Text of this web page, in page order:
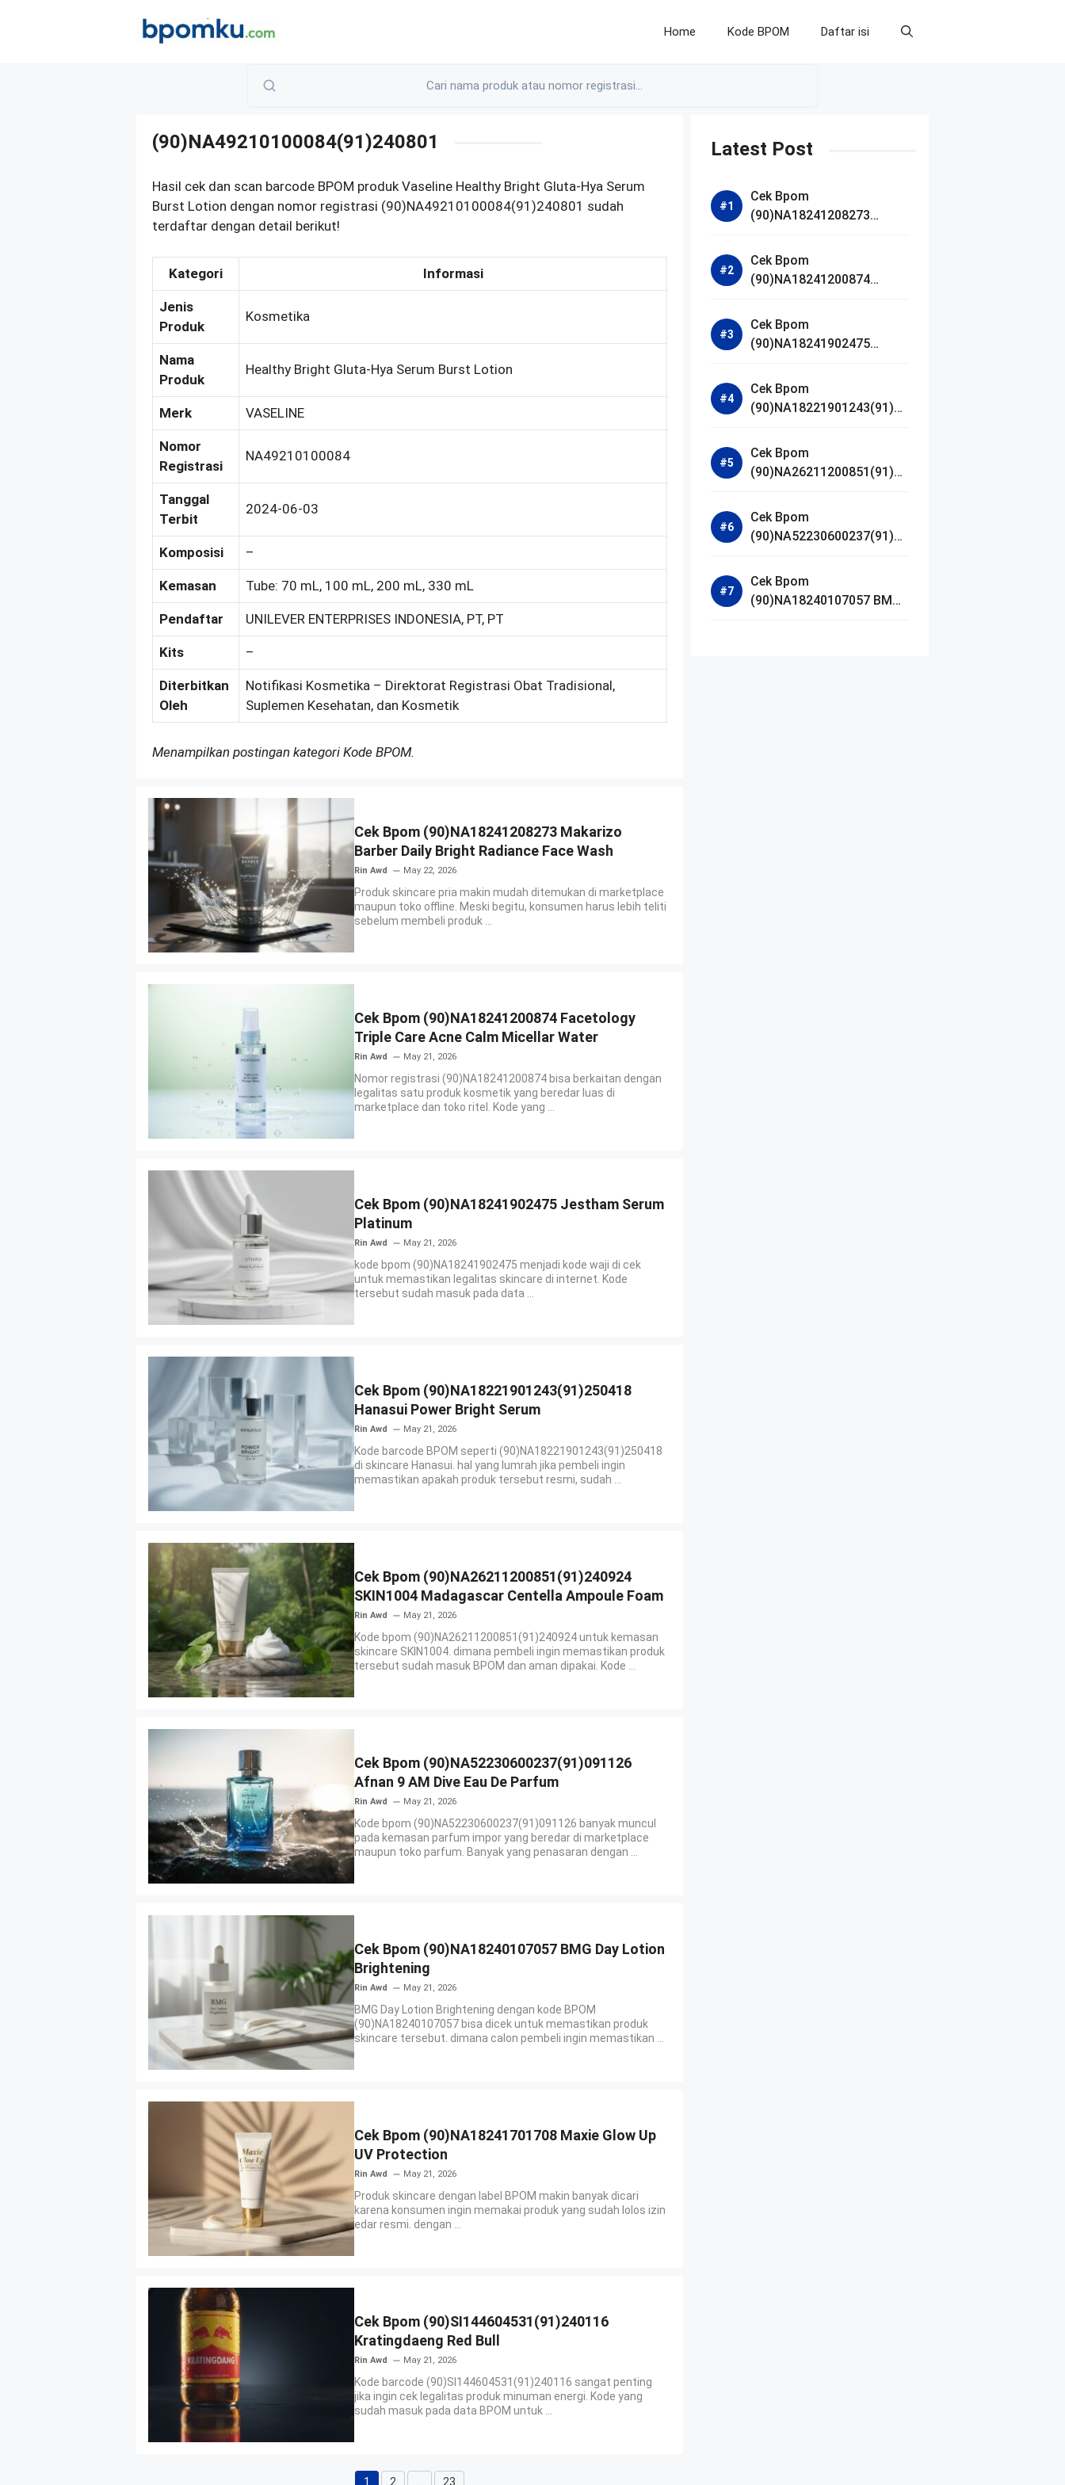
Home Kode BPOM Daftar isi
(90)NA49210100084(91)240801
Hasil cek dan scan barcode BPOM produk Vaseline Healthy Bright Gluta-Hya Serum
Burst Lotion dengan nomor registrasi (90)NA49210100084(91)240801 sudah
terdaftar dengan detail berikut!
Kategori Informasi
Jenis
Produk
Kosmetika
Nama
Produk
Healthy Bright Gluta-Hya Serum Burst Lotion
Merk VASELINE
Nomor
Registrasi
NA49210100084
Tanggal
Terbit
2024-06-03
Komposisi –
Kemasan Tube: 70 mL, 100 mL, 200 mL, 330 mL
Pendaftar UNILEVER ENTERPRISES INDONESIA, PT, PT
Kits –
Diterbitkan
Oleh
Notifikasi Kosmetika – Direktorat Registrasi Obat Tradisional,
Suplemen Kesehatan, dan Kosmetik
Menampilkan postingan kategori Kode BPOM.
Cek Bpom (90)NA18241208273 Makarizo
Barber Daily Bright Radiance Face Wash
Rin Awd May 22, 2026
Produk skincare pria makin mudah ditemukan di marketplace
maupun toko offline. Meski begitu, konsumen harus lebih teliti
sebelum membeli produk ...
Cek Bpom (90)NA18241200874 Facetology
Triple Care Acne Calm Micellar Water
Rin Awd May 21, 2026
Nomor registrasi (90)NA18241200874 bisa berkaitan dengan
legalitas satu produk kosmetik yang beredar luas di
marketplace dan toko ritel. Kode yang ...
Cek Bpom (90)NA18241902475 Jestham Serum
Platinum
Rin Awd May 21, 2026
kode bpom (90)NA18241902475 menjadi kode waji di cek
untuk memastikan legalitas skincare di internet. Kode
tersebut sudah masuk pada data ...
Cek Bpom (90)NA18221901243(91)250418
Hanasui Power Bright Serum
Rin Awd May 21, 2026
Kode barcode BPOM seperti (90)NA18221901243(91)250418
di skincare Hanasui. hal yang lumrah jika pembeli ingin
memastikan apakah produk tersebut resmi, sudah ...
Cek Bpom (90)NA26211200851(91)240924
SKIN1004 Madagascar Centella Ampoule Foam
Rin Awd May 21, 2026
Kode bpom (90)NA26211200851(91)240924 untuk kemasan
skincare SKIN1004. dimana pembeli ingin memastikan produk
tersebut sudah masuk BPOM dan aman dipakai. Kode ...
Cek Bpom (90)NA52230600237(91)091126
Afnan 9 AM Dive Eau De Parfum
Rin Awd May 21, 2026
Kode bpom (90)NA52230600237(91)091126 banyak muncul
pada kemasan parfum impor yang beredar di marketplace
maupun toko parfum. Banyak yang penasaran dengan ...
Cek Bpom (90)NA18240107057 BMG Day Lotion
Brightening
Rin Awd May 21, 2026
BMG Day Lotion Brightening dengan kode BPOM
(90)NA18240107057 bisa dicek untuk memastikan produk
skincare tersebut. dimana calon pembeli ingin memastikan ...
Cek Bpom (90)NA18241701708 Maxie Glow Up
UV Protection
Rin Awd May 21, 2026
Produk skincare dengan label BPOM makin banyak dicari
karena konsumen ingin memakai produk yang sudah lolos izin
edar resmi. dengan ...
Cek Bpom (90)SI144604531(91)240116
Kratingdaeng Red Bull
Rin Awd May 21, 2026
Kode barcode (90)SI144604531(91)240116 sangat penting
jika ingin cek legalitas produk minuman energi. Kode yang
sudah masuk pada data BPOM untuk ...
1 2 23
Latest Post
Cek Bpom
(90)NA18241208273
Bright Radiance Face
Wash
Cek Bpom
(90)NA18241200874
Acne Calm Micellar Water
Cek Bpom
(90)NA18241902475
Cek Bpom
(90)NA18221901243(91)25
Serum
Cek Bpom
(90)NA26211200851(91)24
Madagascar Centella
Ampoule Foam
Cek Bpom
(90)NA52230600237(91)09
De Parfum
Cek Bpom
(90)NA18240107057 BMG